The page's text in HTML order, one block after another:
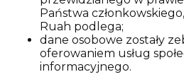
Państwa
Ruah podlega;
dane osobowe zostały
oferowaniem usług
informacyjnego.